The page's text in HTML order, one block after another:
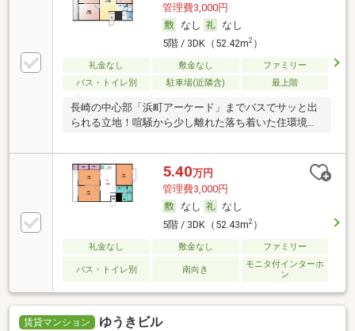
管理費3,000円
なし
なし
5階 / 3DK（52.42m2）
礼金なし 敷金なし
ファミリー
バス・トイレ別
駐車場(近隣含) 最上階
長崎の中心部「浜町アーケード」までバスでサッと出
られる立地！喧騒から少し離れた落ち着いた住環境
5.40万円
管理費3,000円
なし
なし
5階 / 3DK（52.43m2）
礼金なし 敷金なし ファミリー
バス・トイレ別 南向き
モニタ付インターホ
ン
賃貸マンション ゆうきビル